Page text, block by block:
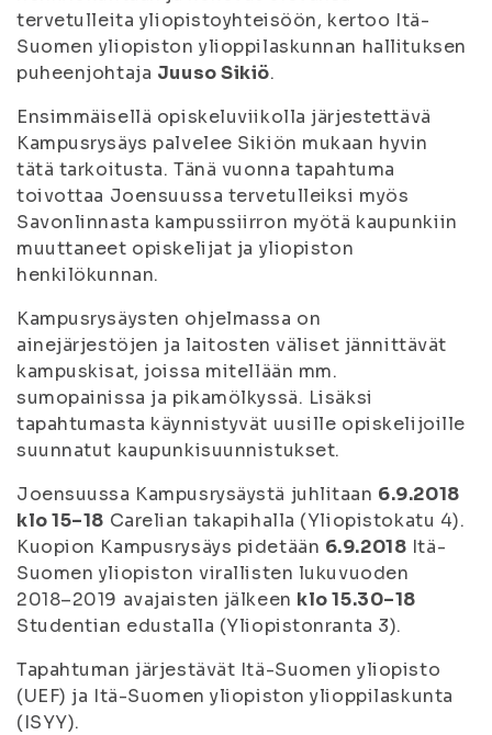
tervetulleita yliopistoyhteisöön, kertoo Itä-
Suomen yliopiston ylioppilaskunnan hallituksen
puheenjohtaja Juuso Sikiö.
Ensimmäisellä opiskeluviikolla järjestettävä
Kampusrysäys palvelee Sikiön mukaan hyvin
tätä tarkoitusta. Tänä vuonna tapahtuma
toivottaa Joensuussa tervetulleiksi myös
Savonlinnasta kampussiirron myötä kaupunkiin
muuttaneet opiskelijat ja yliopiston
henkilökunnan.
Kampusrysäysten ohjelmassa on
ainejärjestöjen ja laitosten väliset jännittävät
kampuskisat, joissa mitellään mm.
sumopainissa ja pikamölkyssä. Lisäksi
tapahtumasta käynnistyvät uusille opiskelijoille
suunnatut kaupunkisuunnistukset.
Joensuussa Kampusrysäystä juhlitaan 6.9.2018
klo 15–18 Carelian takapihalla (Yliopistokatu 4).
Kuopion Kampusrysäys pidetään 6.9.2018 Itä-
Suomen yliopiston virallisten lukuvuoden
2018–2019 avajaisten jälkeen klo 15.30–18
Studentian edustalla (Yliopistonranta 3).
Tapahtuman järjestävät Itä-Suomen yliopisto
(UEF) ja Itä-Suomen yliopiston ylioppilaskunta
(ISYY).